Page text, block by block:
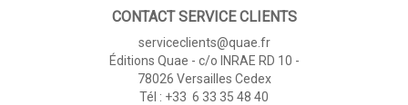
CONTACT SERVICE CLIENTS
serviceclients@quae.fr
Éditions Quae - c/o INRAE RD 10 -
78026 Versailles Cedex
Tél : +33 6 33 35 48 40